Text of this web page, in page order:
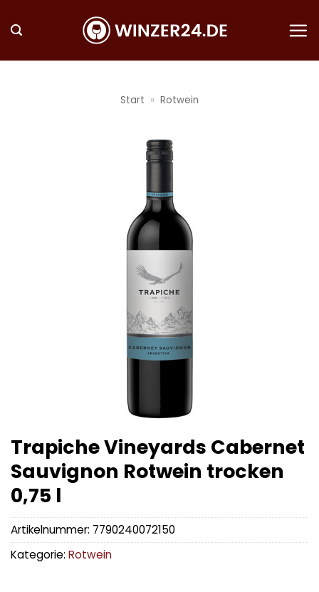
Inhalt
Start » Rotwein
Trapiche Vineyards Cabernet
Sauvignon Rotwein trocken
0,75 l
Artikelnummer: 7790240072150
Kategorie: Rotwein